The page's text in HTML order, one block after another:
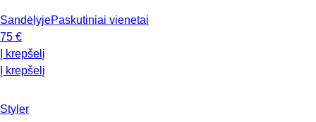
SandėlyjePaskutiniai vienetai
75 €
Į krepšelį
Į krepšelį
Styler